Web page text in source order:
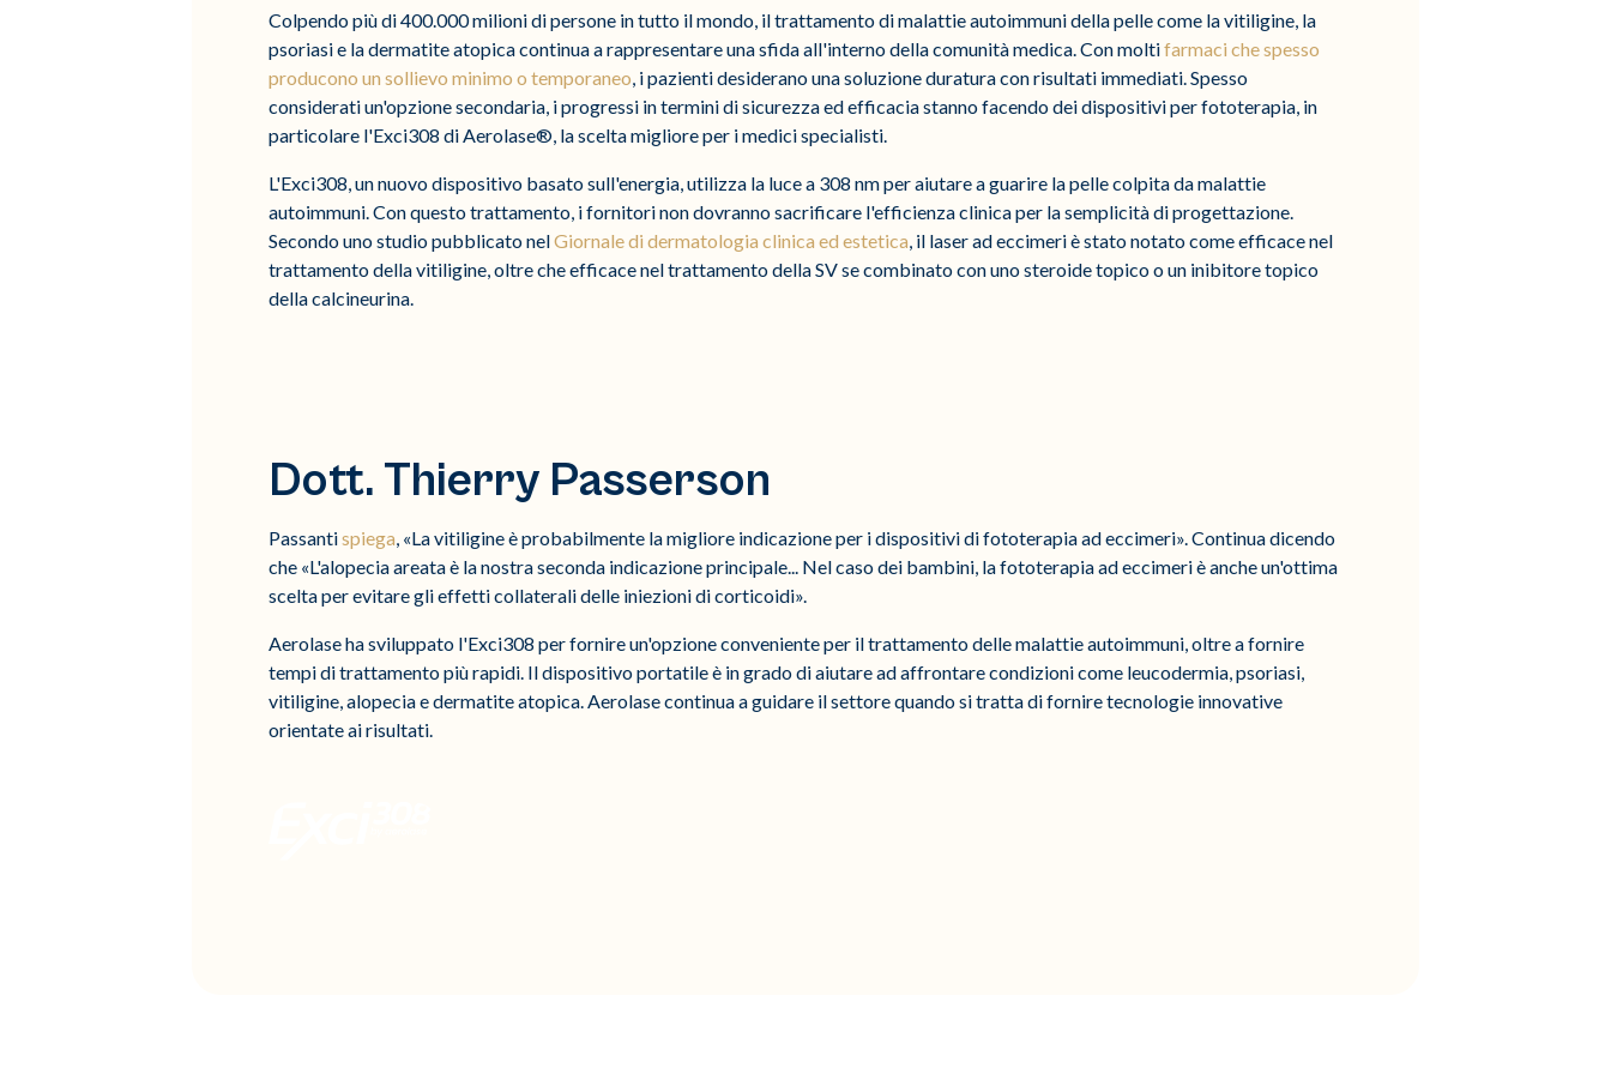
Colpendo più di 400.000 milioni di persone in tutto il mondo, il trattamento di malattie autoimmuni della pelle come la vitiligine, la
psoriasi e la dermatite atopica continua a rappresentare una sfida all'interno della comunità medica. Con moltifarmaci che spesso
producono un sollievo minimo o temporaneo, i pazienti desiderano una soluzione duratura con risultati immediati. Spesso
considerati un'opzione secondaria, i progressi in termini di sicurezza ed efficacia stanno facendo dei dispositivi per fototerapia, in
particolare l'Exci308 di Aerolase®, la scelta migliore per i medici specialisti.
L'Exci308, un nuovo dispositivo basato sull'energia, utilizza la luce a 308 nm per aiutare a guarire la pelle colpita da malattie
autoimmuni. Con questo trattamento, i fornitori non dovranno sacrificare l'efficienza clinica per la semplicità di progettazione.
Secondo uno studio pubblicato nelGiornale di dermatologia clinica ed estetica, il laser ad eccimeri è stato notato come efficace nel
trattamento della vitiligine, oltre che efficace nel trattamento della SV se combinato con uno steroide topico o un inibitore topico
della calcineurina.
Dott. Thierry Passerson
Passantispiega, «La vitiligine è probabilmente la migliore indicazione per i dispositivi di fototerapia ad eccimeri». Continua dicendo
che «L'alopecia areata è la nostra seconda indicazione principale... Nel caso dei bambini, la fototerapia ad eccimeri è anche un'ottima
scelta per evitare gli effetti collaterali delle iniezioni di corticoidi».
Aerolase ha sviluppato l'Exci308 per fornire un'opzione conveniente per il trattamento delle malattie autoimmuni, oltre a fornire
tempi di trattamento più rapidi. Il dispositivo portatile è in grado di aiutare ad affrontare condizioni come leucodermia, psoriasi,
vitiligine, alopecia e dermatite atopica. Aerolase continua a guidare il settore quando si tratta di fornire tecnologie innovative
orientate ai risultati.